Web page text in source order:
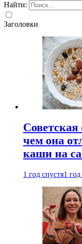
Найти:
Заголовки
Советская
чем она
каши на
1 год спустя1